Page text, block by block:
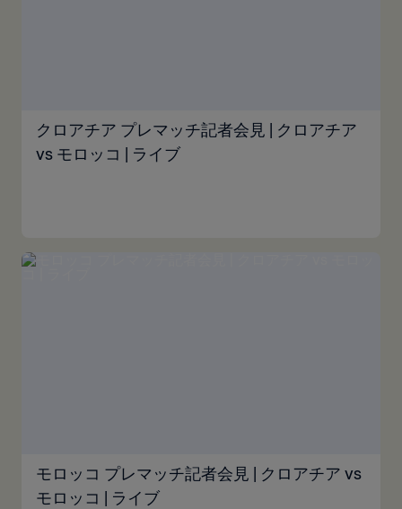
クロアチア プレマッチ記者会見 | クロアチア
vs モロッコ | ライブ
モロッコ プレマッチ記者会見 | クロアチア vs
モロッコ | ライブ